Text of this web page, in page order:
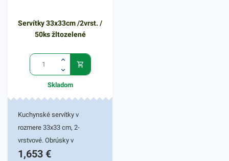
Servítky 33x33cm /2vrst. /
50ks žltozelené
Skladom
Kuchynské servítky v
rozmere 33x33 cm, 2-
vrstvové. Obrúsky v
žltozelenej farbe v balení
1,653 €